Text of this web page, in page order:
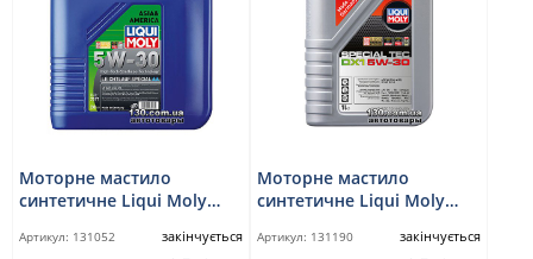
Моторне мастило
синтетичне Liqui Moly
л
Артикул: 131052 закінчується
Моторне мастило
синтетичне Liqui Moly
л
Артикул: 131190 закінчується